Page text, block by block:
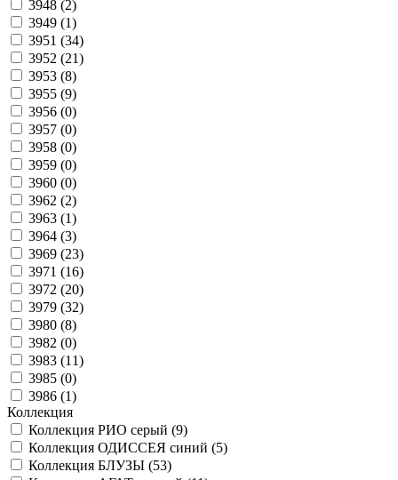
3948 (2)
3949 (1)
3951 (34)
3952 (21)
3953 (8)
3955 (9)
3956 (0)
3957 (0)
3958 (0)
3959 (0)
3960 (0)
3962 (2)
3963 (1)
3964 (3)
3969 (23)
3971 (16)
3972 (20)
3979 (32)
3980 (8)
3982 (0)
3983 (11)
3985 (0)
3986 (1)
Коллекция
Коллекция РИО серый (9)
Коллекция ОДИССЕЯ синий (5)
Коллекция БЛУЗЫ (53)